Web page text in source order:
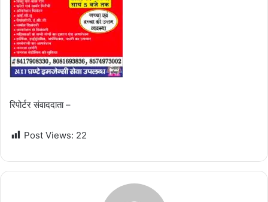
रिपोर्टर संवाददाता –
Post Views: 22